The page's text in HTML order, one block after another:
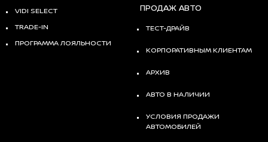
VIDI SELECT
TRADE-IN
ПРОГРАММА ЛОЯЛЬНОСТИ
ПРОДАЖ АВТО
ТЕСТ-ДРАЙВ
КОРПОРАТИВНЫМ КЛИЕНТАМ
АРХИВ
АВТО В НАЛИЧИИ
УСЛОВИЯ ПРОДАЖИ
АВТОМОБИЛЕЙ